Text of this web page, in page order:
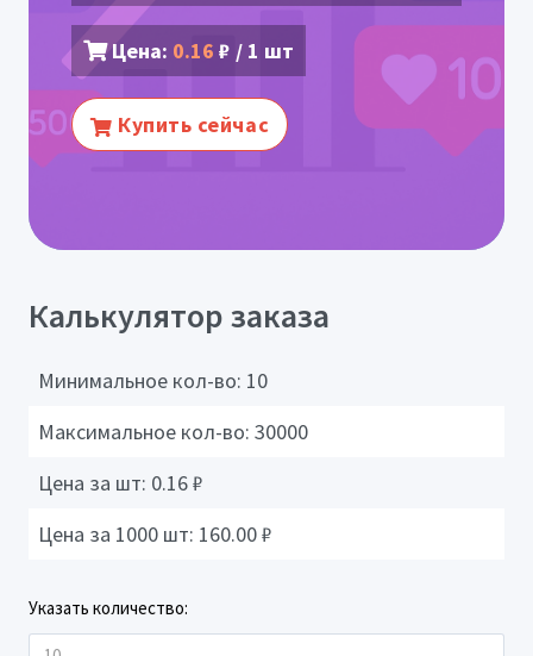
Цена: 0.16 ₽ / 1 шт
Купить сейчас
Калькулятор заказа
Минимальное кол-во: 10
Максимальное кол-во: 30000
Цена за шт: 0.16₽
Цена за 1000 шт: 160.00₽
Указать количество: